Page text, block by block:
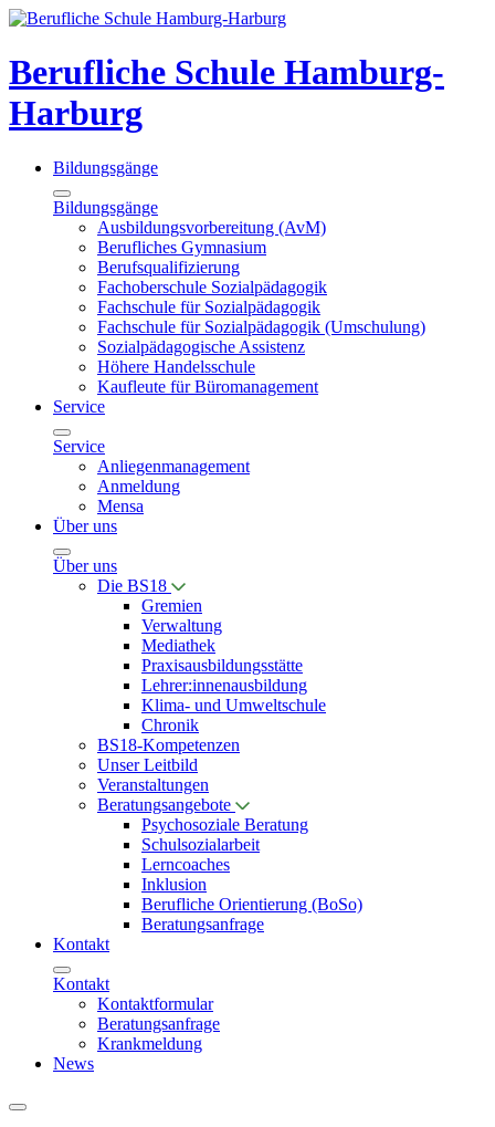
Berufliche Schule Hamburg-
Harburg
Bildungsgänge
Bildungsgänge
Ausbildungsvorbereitung (AvM)
Berufliches Gymnasium
Berufsqualifizierung
Fachoberschule Sozialpädagogik
Fachschule für Sozialpädagogik
Fachschule für Sozialpädagogik (Umschulung)
Sozialpädagogische Assistenz
Höhere Handelsschule
Kaufleute für Büromanagement
Service
Service
Anliegenmanagement
Anmeldung
Mensa
Über uns
Über uns
Die BS18
Gremien
Verwaltung
Mediathek
Praxisausbildungsstätte
Lehrer:innenausbildung
Klima- und Umweltschule
Chronik
BS18-Kompetenzen
Unser Leitbild
Veranstaltungen
Beratungsangebote
Psychosoziale Beratung
Schulsozialarbeit
Lerncoaches
Inklusion
Berufliche Orientierung (BoSo)
Beratungsanfrage
Kontakt
Kontakt
Kontaktformular
Beratungsanfrage
Krankmeldung
News